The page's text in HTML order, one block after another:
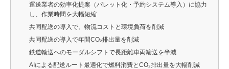
運送業者の効率化提案（パレット化・予約システム導入）に協力
し、作業時間を大幅短縮
共同配送の導入で、物流コストと環境負荷を削減
共同配送の導入で年間CO₂排出量を削減
鉄道輸送へのモーダルシフトで長距離車両輸送を半減
AIによる配送ルート最適化で燃料消費とCO₂排出量を大幅削減